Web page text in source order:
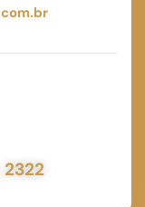
2322